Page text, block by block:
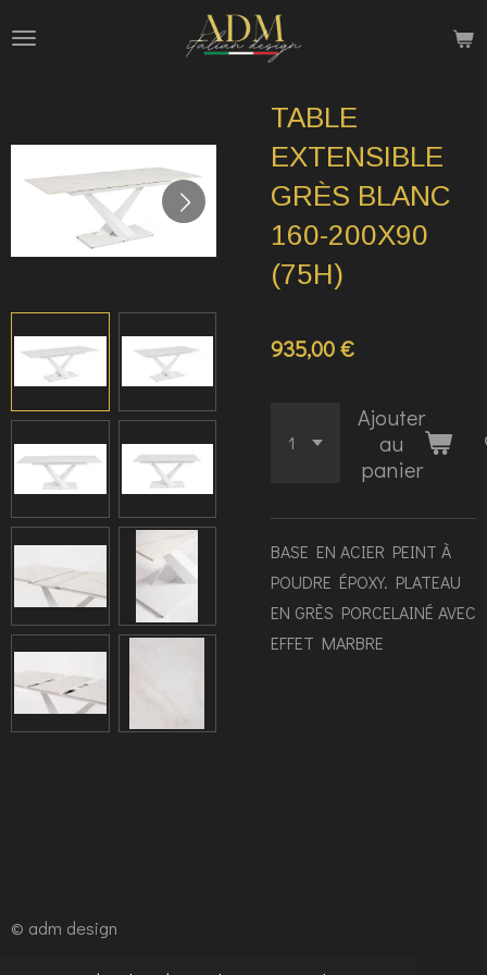
TABLE
EXTENSIBLE
GRÈS BLANC
160-200X90
(75H)
935,00 €
Ajouter
au
panier
BASE EN ACIER PEINT À
POUDRE ÉPOXY. PLATEAU
EN GRÈS PORCELAINÉ AVEC
EFFET MARBRE
© adm design